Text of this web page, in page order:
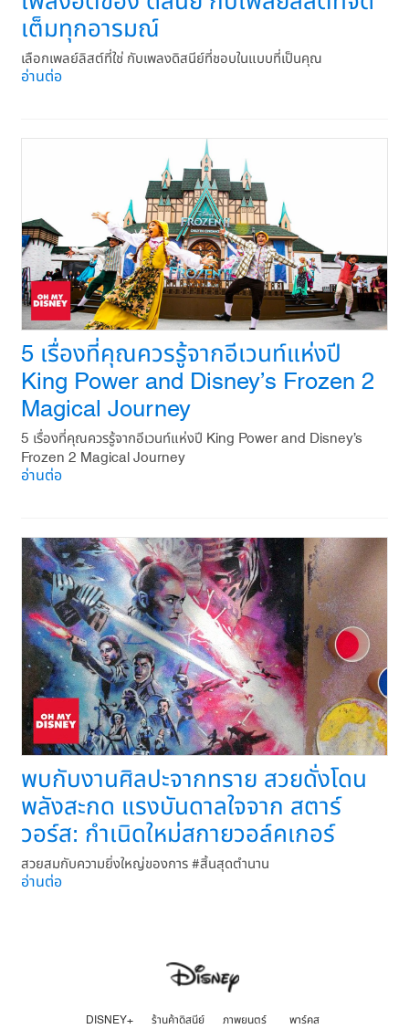
เต็มทุกอารมณ์
เลือกเพลย์ลิสต์ที่ใช่ กับเพลงดิสนีย์ที่ชอบในแบบที่เป็นคุณ
อ่านต่อ
5 เรื่องที่คุณควรรู้จากอีเวนท์แห่งปี
King Power and Disney’s Frozen 2
Magical Journey
5 เรื่องที่คุณควรรู้จากอีเวนท์แห่งปี King Power and Disney’s
Frozen 2 Magical Journey
อ่านต่อ
พบกับงานศิลปะจากทราย สวยดั่งโดน
พลังสะกด แรงบันดาลใจจาก สตาร์
วอร์ส: กำเนิดใหม่สกายวอล์คเกอร์
สวยสมกับความยิ่งใหญ่ของการ #สิ้นสุดตำนาน
อ่านต่อ
DISNEY+ ร้านค้าดิสนีย์ ภาพยนตร์ พาร์คส